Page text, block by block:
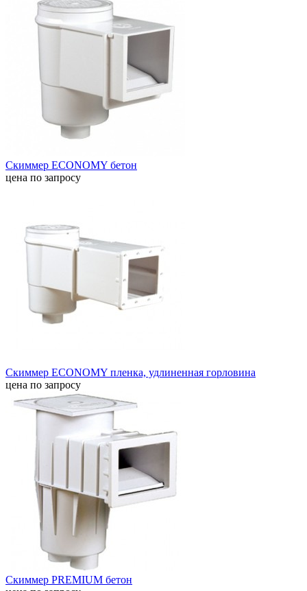
Скиммер ECONOMY бетон
цена по запросу
Скиммер ECONOMY пленка, удлиненная горловина
цена по запросу
Скиммер PREMIUM бетон